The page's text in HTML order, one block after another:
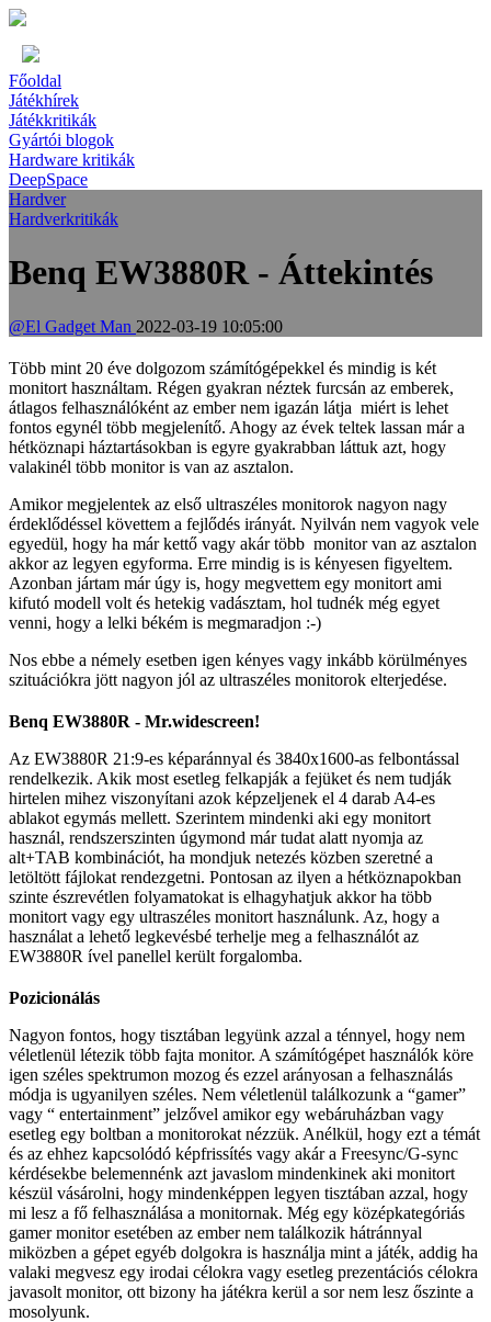
Főoldal
Játékhírek
Játékkritikák
Gyártói blogok
Hardware kritikák
DeepSpace
Hardver
Hardverkritikák
Benq EW3880R - Áttekintés
@El Gadget Man 2022-03-19 10:05:00
Több mint 20 éve dolgozom számítógépekkel és mindig is két
monitort használtam. Régen gyakran néztek furcsán az emberek,
átlagos felhasználóként az ember nem igazán látja miért is lehet
fontos egynél több megjelenítő. Ahogy az évek teltek lassan már a
hétköznapi háztartásokban is egyre gyakrabban láttuk azt, hogy
valakinél több monitor is van az asztalon.
Amikor megjelentek az első ultraszéles monitorok nagyon nagy
érdeklődéssel követtem a fejlődés irányát. Nyilván nem vagyok vele
egyedül, hogy ha már kettő vagy akár több monitor van az asztalon
akkor az legyen egyforma. Erre mindig is is kényesen figyeltem.
Azonban jártam már úgy is, hogy megvettem egy monitort ami
kifutó modell volt és hetekig vadásztam, hol tudnék még egyet
venni, hogy a lelki békém is megmaradjon :-)
Nos ebbe a némely esetben igen kényes vagy inkább körülményes
szituációkra jött nagyon jól az ultraszéles monitorok elterjedése.
Benq EW3880R - Mr.widescreen!
Az EW3880R 21:9-es képaránnyal és 3840x1600-as felbontással
rendelkezik. Akik most esetleg felkapják a fejüket és nem tudják
hirtelen mihez viszonyítani azok képzeljenek el 4 darab A4-es
ablakot egymás mellett. Szerintem mindenki aki egy monitort
használ, rendszerszinten úgymond már tudat alatt nyomja az
alt+TAB kombinációt, ha mondjuk netezés közben szeretné a
letöltött fájlokat rendezgetni. Pontosan az ilyen a hétköznapokban
szinte észrevétlen folyamatokat is elhagyhatjuk akkor ha több
monitort vagy egy ultraszéles monitort használunk. Az, hogy a
használat a lehető legkevésbé terhelje meg a felhasználót az
EW3880R ível panellel került forgalomba.
Pozicionálás
Nagyon fontos, hogy tisztában legyünk azzal a ténnyel, hogy nem
véletlenül létezik több fajta monitor. A számítógépet használók köre
igen széles spektrumon mozog és ezzel arányosan a felhasználás
módja is ugyanilyen széles. Nem véletlenül találkozunk a “gamer”
vagy “ entertainment” jelzővel amikor egy webáruházban vagy
esetleg egy boltban a monitorokat nézzük. Anélkül, hogy ezt a témát
és az ehhez kapcsolódó képfrissítés vagy akár a Freesync/G-sync
kérdésekbe belemennénk azt javaslom mindenkinek aki monitort
készül vásárolni, hogy mindenképpen legyen tisztában azzal, hogy
mi lesz a fő felhasználása a monitornak. Még egy középkategóriás
gamer monitor esetében az ember nem találkozik hátránnyal
miközben a gépet egyéb dolgokra is használja mint a játék, addig ha
valaki megvesz egy irodai célokra vagy esetleg prezentációs célokra
javasolt monitor, ott bizony ha játékra kerül a sor nem lesz őszinte a
mosolyunk.